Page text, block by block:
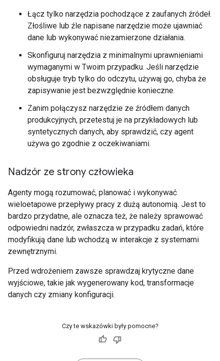
Łącz tylko narzędzia pochodzące z zaufanych źródeł.
Złośliwe lub źle napisane narzędzie może ujawniać
dane lub wykonywać niezamierzone działania.
Skonfiguruj narzędzia z minimalnymi uprawnieniami
wymaganymi w Twoim przypadku. Jeśli narzędzie
obsługuje tryb tylko do odczytu, używaj go, chyba że
zapisywanie jest bezwzględnie konieczne.
Zanim połączysz narzędzie ze źródłem danych
produkcyjnych, przetestuj je na przykładowych lub
syntetycznych danych, aby sprawdzić, czy agent
używa go zgodnie z oczekiwaniami.
Nadzór ze strony człowieka
Agenty mogą rozumować, planować i wykonywać
wieloetapowe przepływy pracy z dużą autonomią. Jest to
bardzo przydatne, ale oznacza też, że należy sprawować
odpowiedni nadzór, zwłaszcza w przypadku zadań, które
modyfikują dane lub wchodzą w interakcje z systemami
zewnętrznymi.
Przed wdrożeniem zawsze sprawdzaj krytyczne dane
wyjściowe, takie jak wygenerowany kod, transformacje
danych czy zmiany konfiguracji.
Czy te wskazówki były pomocne?